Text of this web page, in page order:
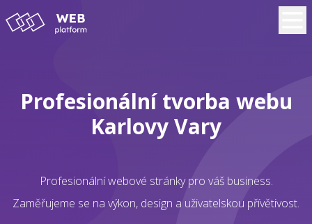
Profesionální tvorba webu
Karlovy Vary
Profesionální webové stránky pro váš business.
Zaměřujeme se na výkon, design a uživatelskou přívětivost.